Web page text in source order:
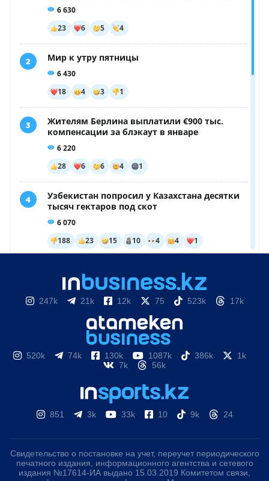
247k 21k 12k 75 523k 17k
520k 74k 130k 1087k 386k
1k
7k
56k
851 3k 33k 10 9k 24
Свидетельство о постановке на учет, переучет периодического
печатного издания, информационного агентства и сетевого
издания №17614-ИА выдано 15.03.2019 Комитетом связи,